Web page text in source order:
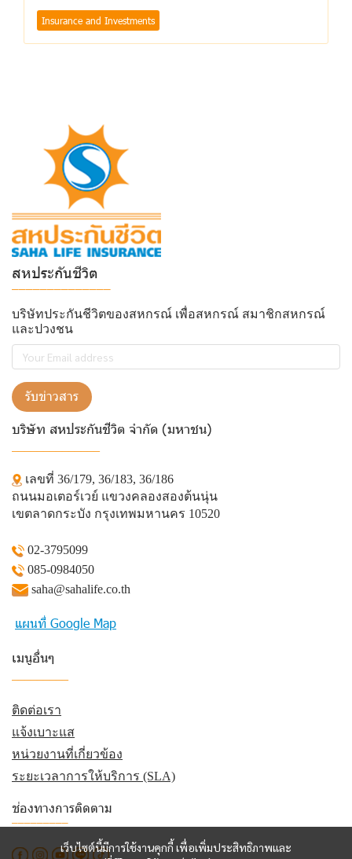
Insurance and Investments
เว็บไซต์นี้มีการใช้งานคุกกี้ เพื่อเพิ่มประสิทธิภาพและ
สหประกันชีวิต
บริษัทประกันชีวิตของสหกรณ์ เพื่อสหกรณ์ สมาชิกสหกรณ์
และปวงชน
รับข่าวสาร
บริษัท สหประกันชีวิต จำกัด (มหาชน)
เลขที่ 36/179, 36/183, 36/186
ถนนมอเตอร์เวย์ แขวงคลองสองต้นนุ่น
เขตลาดกระบัง กรุงเทพมหานคร 10520
02-3795099
085-0984050
saha@sahalife.co.th
แผนที่ Google Map
เมนูอื่นๆ
ติดต่อเรา
แจ้งเบาะแส
หน่วยงานที่เกี่ยวข้อง
ระยะเวลาการให้บริการ (SLA)
ช่องทางการติดตาม